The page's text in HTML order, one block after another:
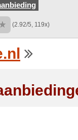
(2.92/5, 119x)